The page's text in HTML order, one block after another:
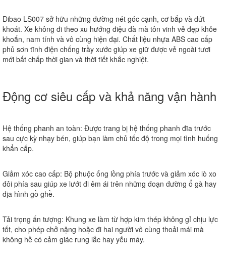
Dibao LS007 sở hữu những đường nét góc cạnh, cơ bắp và dứt
khoát. Xe không đi theo xu hướng điệu đà mà tôn vinh vẻ đẹp khỏe
khoắn, nam tính và vô cùng hiện đại. Chất liệu nhựa ABS cao cấp
phủ sơn tĩnh điện chống trầy xước giúp xe giữ được vẻ ngoài tươi
mới bất chấp thời gian và thời tiết khắc nghiệt.
Động cơ siêu cấp và khả năng vận hành
Hệ thống phanh an toàn: Được trang bị hệ thống phanh đĩa trước
sau cực kỳ nhạy bén, giúp bạn làm chủ tốc độ trong mọi tình huống
khẩn cấp.
Giảm xóc cao cấp: Bộ phuộc ống lồng phía trước và giảm xóc lò xo
đôi phía sau giúp xe lướt đi êm ái trên những đoạn đường ổ gà hay
địa hình gồ ghề.
Tải trọng ấn tượng: Khung xe làm từ hợp kim thép không gỉ chịu lực
tốt, cho phép chở nặng hoặc đi hai người vô cùng thoải mái mà
không hề có cảm giác rung lắc hay yếu máy.